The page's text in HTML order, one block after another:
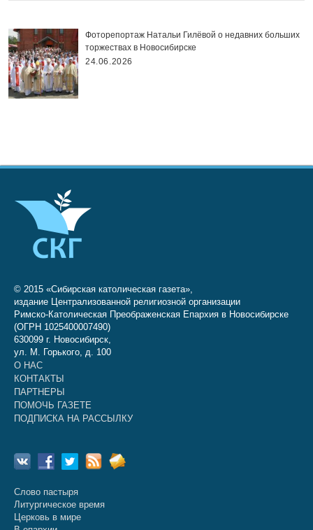
Фоторепортаж Натальи Гилёвой о недавних больших
торжествах в Новосибирске
24.06.2026
© 2015 «Сибирская католическая газета»,
издание Централизованной религиозной организации
Римско-Католическая Преображенская Епархия в Новосибирске
(ОГРН 1025400007490)
630099 г. Новосибирск,
ул. М. Горького, д. 100
О НАС
КОНТАКТЫ
ПАРТНЕРЫ
ПОМОЧЬ ГАЗЕТЕ
ПОДПИСКА НА РАССЫЛКУ
Слово пастыря
Литургическое время
Церковь в мире